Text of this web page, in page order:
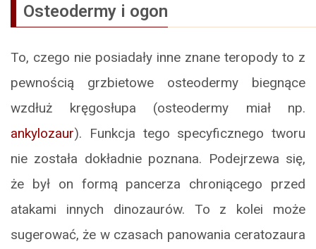
Osteodermy i ogon
To, czego nie posiadały inne znane teropody to z
pewnością grzbietowe osteodermy biegnące
wzdłuż kręgosłupa (osteodermy miał np.
ankylozaur). Funkcja tego specyficznego tworu
nie została dokładnie poznana. Podejrzewa się,
że był on formą pancerza chroniącego przed
atakami innych dinozaurów. To z kolei może
sugerować, że w czasach panowania ceratozaura